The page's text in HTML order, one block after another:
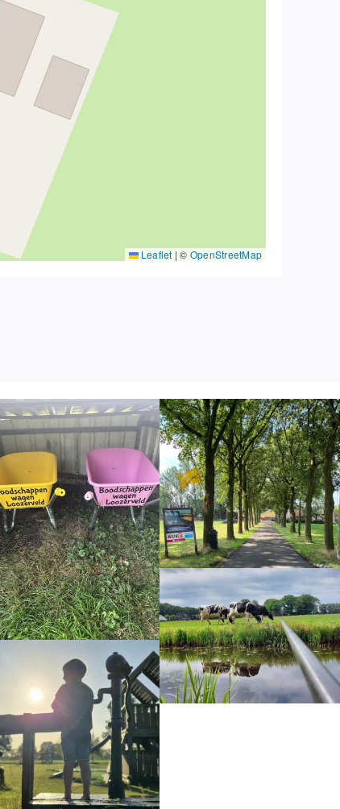
Leaflet | © OpenStreetMap